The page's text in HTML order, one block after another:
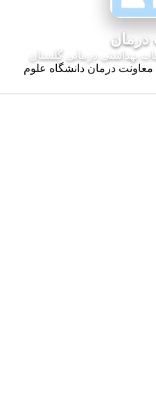
گلستان
دانشگاه علوم